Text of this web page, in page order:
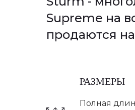
Supreme на
продаются
РАЗМЕРЫ
Полная